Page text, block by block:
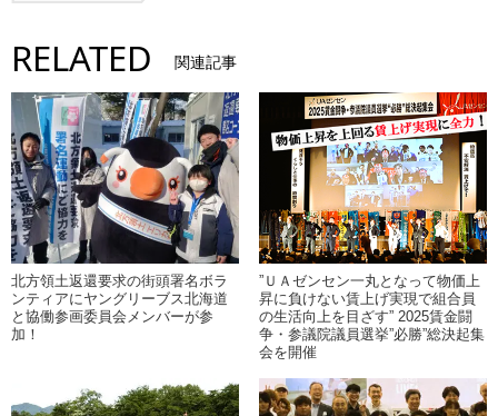
RELATED 関連記事
北方領土返還要求の街頭署名ボラ
ンティアにヤングリーブス北海道
と協働参画委員会メンバーが参
加！
”ＵＡゼンセン一丸となって物価上
昇に負けない賃上げ実現で組合員
の生活向上を目ざす” 2025賃金闘
争・参議院議員選挙”必勝”総決起集
会を開催